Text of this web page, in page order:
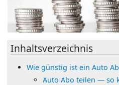
Inhaltsverzeichnis
Wie günstig ist ein Auto
Auto Abo teilen — so